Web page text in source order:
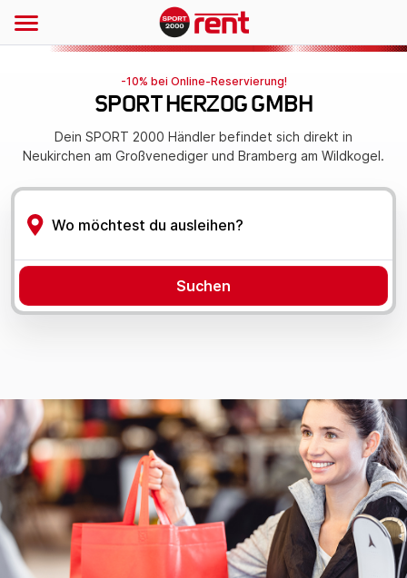
-10% bei Online-Reservierung!
SPORT HERZOG GMBH
Dein SPORT 2000 Händler befindet sich direkt in
Neukirchen am Großvenediger und Bramberg am Wildkogel.